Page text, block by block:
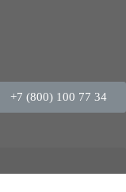
+7 (800) 100 77 34